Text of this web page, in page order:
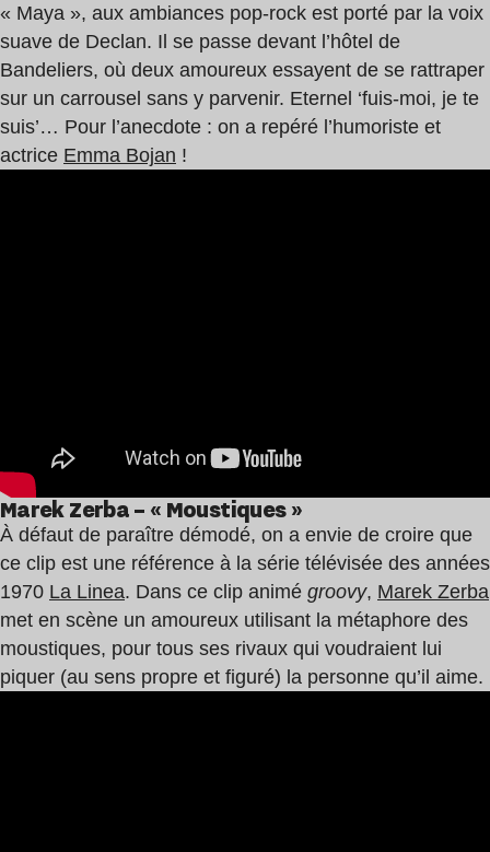
« Maya », aux ambiances pop-rock est porté par la voix
suave de Declan. Il se passe devant l’hôtel de
Bandeliers, où deux amoureux essayent de se rattraper
sur un carrousel sans y parvenir. Eternel ‘fuis-moi, je te
suis’… Pour l’anecdote : on a repéré l’humoriste et
actrice Emma Bojan !
Marek Zerba – « Moustiques »
À défaut de paraître démodé, on a envie de croire que
ce clip est une référence à la série télévisée des années
1970 La Linea. Dans ce clip animé groovy, Marek Zerba
met en scène un amoureux utilisant la métaphore des
moustiques, pour tous ses rivaux qui voudraient lui
piquer (au sens propre et figuré) la personne qu’il aime.